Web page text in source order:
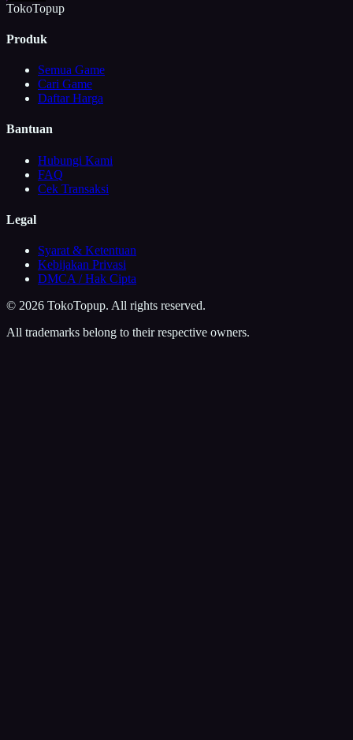
TokoTopup
Produk
Semua Game
Cari Game
Daftar Harga
Bantuan
Hubungi Kami
FAQ
Cek Transaksi
Legal
Syarat & Ketentuan
Kebijakan Privasi
DMCA / Hak Cipta
© 2026 TokoTopup. All rights reserved.
All trademarks belong to their respective owners.